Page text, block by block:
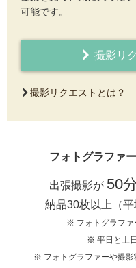
可能です。
撮影リ
撮影リクエストとは？
フォトグラファ
出張撮影が 50
納品30枚以上（平
※ フォトグラファ
※ 平日と土
※ フォトグラファーや撮影